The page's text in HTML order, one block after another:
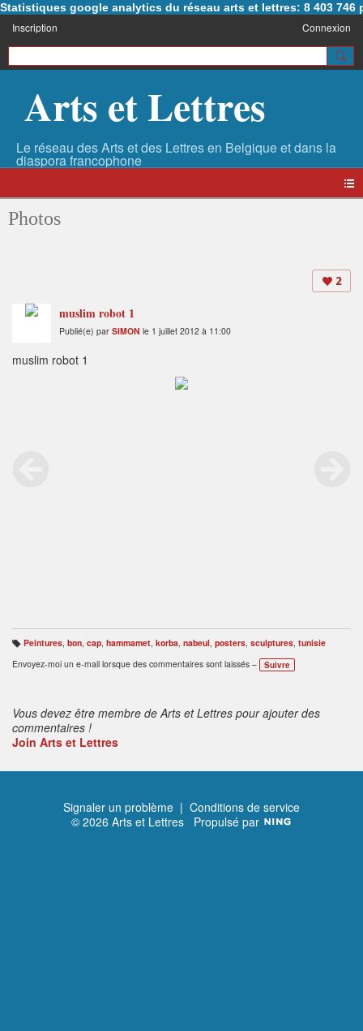
Statistiques google analytics du réseau arts et lettres: 8 403 746
Inscription Connexion
Arts et Lettres
Photos
2
muslim robot 1
Publié(e) par SIMON le 1 juillet 2012 à 11:00
muslim robot 1
B
ali
s
Peintures, bon, cap, hammamet, korba, nabeul, posters, sculptures, tunisie
Envoyez-moi un e-mail lorsque des commentaires sont laissés –
Suivre
Vous devez être membre de Arts et Lettres pour ajouter des
commentaires !
Join Arts et Lettres
Signaler un problème | Conditions de service
© 2026 Arts et Lettres Propulsé par